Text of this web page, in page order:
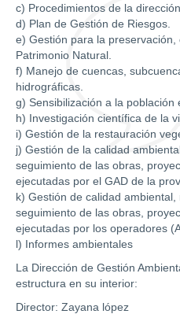
c) Procedimientos de la
d) Plan de Gestión de Riesgos.
e) Gestión para la
Patrimonio Natural.
f) Manejo de cuencas,
hidrográficas.
g) Sensibilización a la población
h) Investigación científica de la
i) Gestión de la restauración
j) Gestión de la calidad
seguimiento de las obras,
ejecutadas por el GAD de la
k) Gestión de calidad
seguimiento de las obras,
ejecutadas por los operadores
l) Informes ambientales
La Dirección de Gestión
estructura en su interior:
Director: Zayana lópez